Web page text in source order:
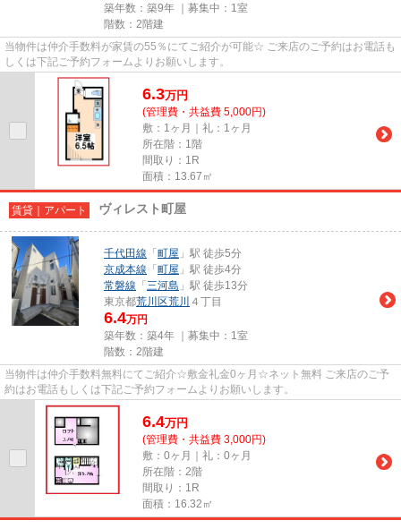
築年数：築9年 ｜募集中： 1室
階数：2階建
当物件は仲介手数料が家賃の55％にてご紹介が可能☆ ご来店のご予約はお電話も
しくは下記ご予約フォームよりお願いします。
6.3万円
(管理費・共益費 5,000円)
敷：1ヶ月｜礼：1ヶ月
所在階：1階
間取り：1R
面積：13.67㎡
賃貸｜アパート ヴィレスト町屋
千代田線 「 町屋 」駅 徒歩5分
京成本線 「 町屋 」駅 徒歩4分
常磐線 「 三河島 」駅 徒歩13分
東京都荒川区荒川 ４丁目
6.4万円
築年数：築4年 ｜募集中： 1室
階数：2階建
当物件は仲介手数料無料にてご紹介☆敷金礼金0ヶ月☆ネット無料 ご来店のご予
約はお電話もしくは下記ご予約フォームよりお願いします。
6.4万円
(管理費・共益費 3,000円)
敷：0ヶ月｜礼：0ヶ月
所在階：2階
間取り：1R
面積：16.32㎡